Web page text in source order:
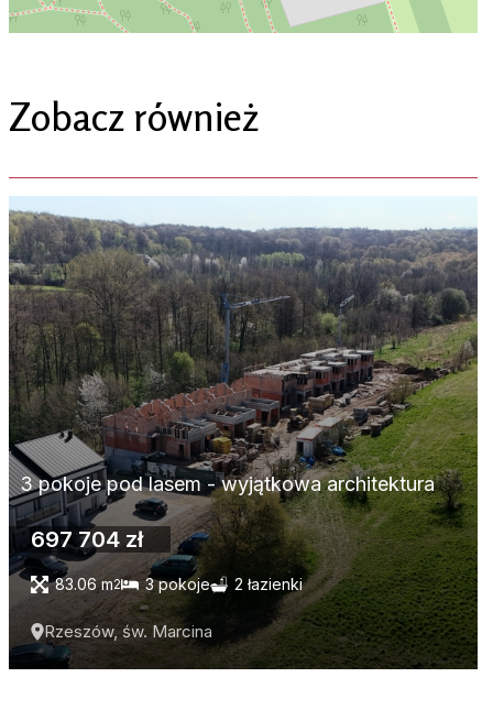
Zobacz również
3 pokoje pod lasem - wyjątkowa architektura
697 704 zł
83.06 m2 3 pokoje 2 łazienki
Rzeszów, św. Marcina